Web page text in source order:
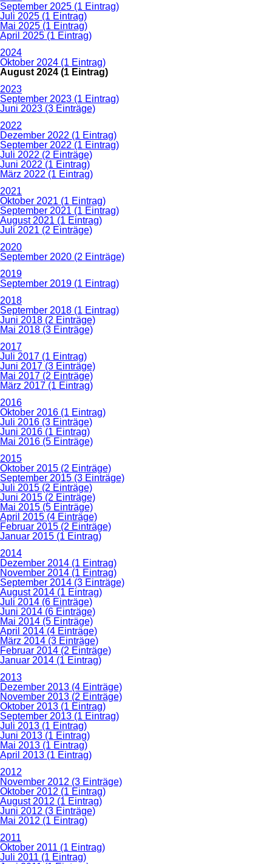
September 2025 (1 Eintrag)
Juli 2025 (1 Eintrag)
Mai 2025 (1 Eintrag)
April 2025 (1 Eintrag)
2024
Oktober 2024 (1 Eintrag)
August 2024 (1 Eintrag)
2023
September 2023 (1 Eintrag)
Juni 2023 (3 Einträge)
2022
Dezember 2022 (1 Eintrag)
September 2022 (1 Eintrag)
Juli 2022 (2 Einträge)
Juni 2022 (1 Eintrag)
März 2022 (1 Eintrag)
2021
Oktober 2021 (1 Eintrag)
September 2021 (1 Eintrag)
August 2021 (1 Eintrag)
Juli 2021 (2 Einträge)
2020
September 2020 (2 Einträge)
2019
September 2019 (1 Eintrag)
2018
September 2018 (1 Eintrag)
Juni 2018 (2 Einträge)
Mai 2018 (3 Einträge)
2017
Juli 2017 (1 Eintrag)
Juni 2017 (3 Einträge)
Mai 2017 (2 Einträge)
März 2017 (1 Eintrag)
2016
Oktober 2016 (1 Eintrag)
Juli 2016 (3 Einträge)
Juni 2016 (1 Eintrag)
Mai 2016 (5 Einträge)
2015
Oktober 2015 (2 Einträge)
September 2015 (3 Einträge)
Juli 2015 (2 Einträge)
Juni 2015 (2 Einträge)
Mai 2015 (5 Einträge)
April 2015 (4 Einträge)
Februar 2015 (2 Einträge)
Januar 2015 (1 Eintrag)
2014
Dezember 2014 (1 Eintrag)
November 2014 (1 Eintrag)
September 2014 (3 Einträge)
August 2014 (1 Eintrag)
Juli 2014 (6 Einträge)
Juni 2014 (6 Einträge)
Mai 2014 (5 Einträge)
April 2014 (4 Einträge)
März 2014 (3 Einträge)
Februar 2014 (2 Einträge)
Januar 2014 (1 Eintrag)
2013
Dezember 2013 (4 Einträge)
November 2013 (2 Einträge)
Oktober 2013 (1 Eintrag)
September 2013 (1 Eintrag)
Juli 2013 (1 Eintrag)
Juni 2013 (1 Eintrag)
Mai 2013 (1 Eintrag)
April 2013 (1 Eintrag)
2012
November 2012 (3 Einträge)
Oktober 2012 (1 Eintrag)
August 2012 (1 Eintrag)
Juni 2012 (3 Einträge)
Mai 2012 (1 Eintrag)
2011
Oktober 2011 (1 Eintrag)
Juli 2011 (1 Eintrag)